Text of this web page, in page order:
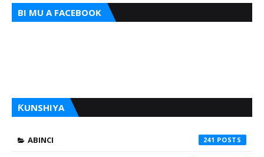
BI MU A FACEBOOK
ƘUNSHIYA
ABINCI 241